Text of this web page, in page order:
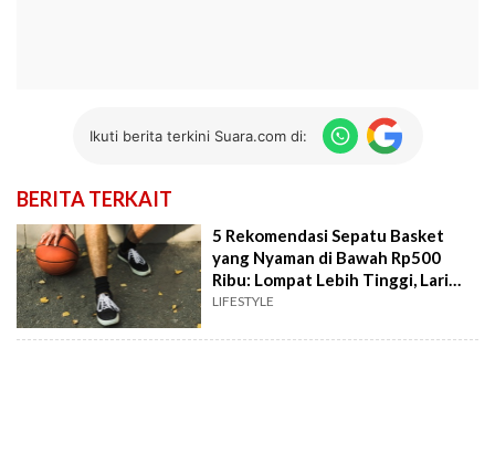
Ikuti berita terkini Suara.com di:
BERITA TERKAIT
5 Rekomendasi Sepatu Basket
yang Nyaman di Bawah Rp500
Ribu: Lompat Lebih Tinggi, Lari
Lebih Cepat!
LIFESTYLE